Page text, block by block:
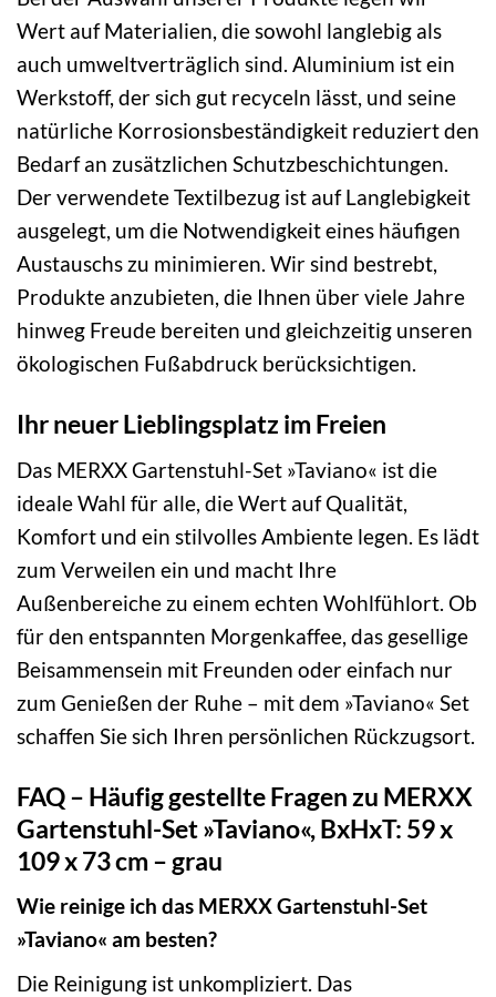
Wert auf Materialien, die sowohl langlebig als
auch umweltverträglich sind. Aluminium ist ein
Werkstoff, der sich gut recyceln lässt, und seine
natürliche Korrosionsbeständigkeit reduziert den
Bedarf an zusätzlichen Schutzbeschichtungen.
Der verwendete Textilbezug ist auf Langlebigkeit
ausgelegt, um die Notwendigkeit eines häufigen
Austauschs zu minimieren. Wir sind bestrebt,
Produkte anzubieten, die Ihnen über viele Jahre
hinweg Freude bereiten und gleichzeitig unseren
ökologischen Fußabdruck berücksichtigen.
Ihr neuer Lieblingsplatz im Freien
Das MERXX Gartenstuhl-Set »Taviano« ist die
ideale Wahl für alle, die Wert auf Qualität,
Komfort und ein stilvolles Ambiente legen. Es lädt
zum Verweilen ein und macht Ihre
Außenbereiche zu einem echten Wohlfühlort. Ob
für den entspannten Morgenkaffee, das gesellige
Beisammensein mit Freunden oder einfach nur
zum Genießen der Ruhe – mit dem »Taviano« Set
schaffen Sie sich Ihren persönlichen Rückzugsort.
FAQ – Häufig gestellte Fragen zu MERXX
Gartenstuhl-Set »Taviano«, BxHxT: 59 x
109 x 73 cm – grau
Wie reinige ich das MERXX Gartenstuhl-Set
»Taviano« am besten?
Die Reinigung ist unkompliziert. Das